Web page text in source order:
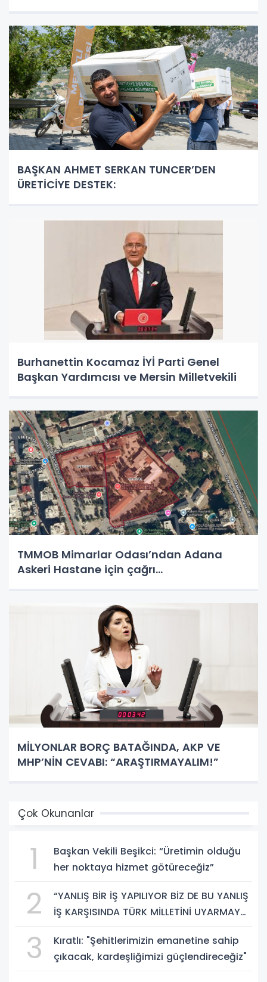
BAŞKAN AHMET SERKAN TUNCER’DEN
ÜRETİCİYE DESTEK:
Burhanettin Kocamaz İYİ Parti Genel
Başkan Yardımcısı ve Mersin Milletvekili
TMMOB Mimarlar Odası’ndan Adana
Askeri Hastane için çağrı…
MİLYONLAR BORÇ BATAĞINDA, AKP VE
MHP’NİN CEVABI: “ARAŞTIRMAYALIM!”
Çok Okunanlar
1
Başkan Vekili Beşikci: “Üretimin olduğu
her noktaya hizmet götüreceğiz”
2
“YANLIŞ BİR İŞ YAPILIYOR BİZ DE BU YANLIŞ
İŞ KARŞISINDA TÜRK MİLLETİNİ UYARMAYA
3
Kıratlı: "Şehitlerimizin emanetine sahip
çıkacak, kardeşliğimizi güçlendireceğiz"